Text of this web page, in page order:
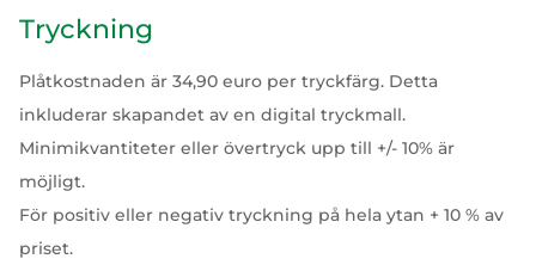
Tryckning
Plåtkostnaden är 34,90 euro per tryckfärg. Detta
inkluderar skapandet av en digital tryckmall.
Minimikvantiteter eller övertryck upp till +/- 10% är
möjligt.
För positiv eller negativ tryckning på hela ytan + 10 % av
priset.